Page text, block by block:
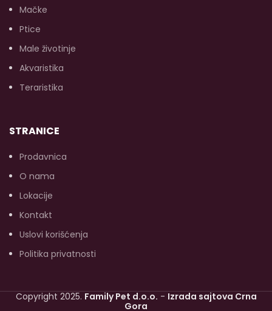
Mačke
Ptice
Male životinje
Akvaristika
Teraristika
STRANICE
Prodavnica
O nama
Lokacije
Kontakt
Uslovi korišćenja
Politika privatnosti
Copyright 2025. Family Pet d.o.o. - Izrada sajtova Crna
Gora